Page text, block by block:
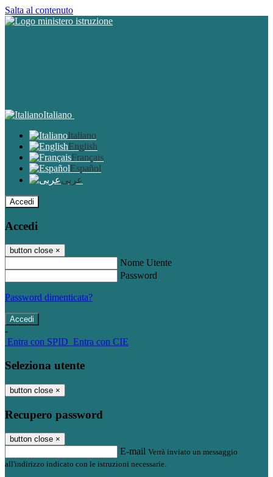
Salta al contenuto
Italiano
Italiano
English
Français
Español
عربى
Accedi
Accedi
button close ×
Nome Utente
Password
Password dimenticata?
-
Entra con SPID Entra con CIE
Seleziona utente
button close ×
Recupero password
button close ×
E-mail Verrà inviato un messaggio
all'indirizzo indicato con le istruzioni necessarie.